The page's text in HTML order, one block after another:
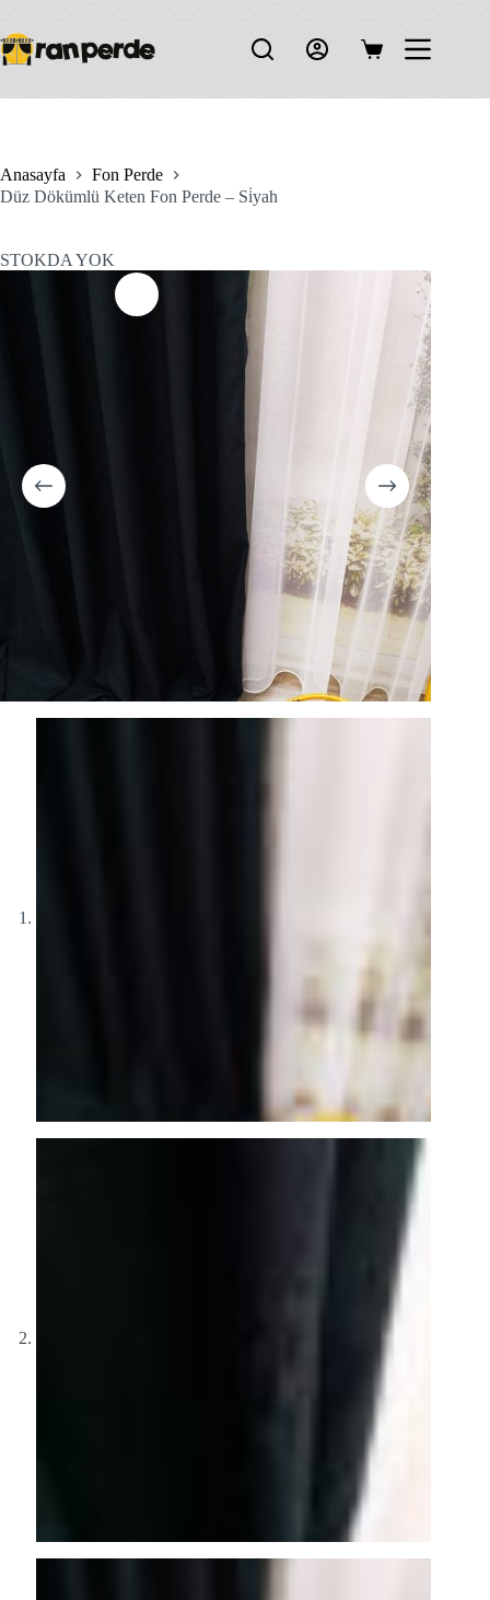
content
Shopping
Anasayfa
Fon Perde
Düz Dökümlü Keten Fon Perde – Si̇yah
STOKDA YOK